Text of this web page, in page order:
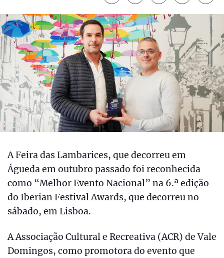
A Feira das Lambarices, que decorreu em
Águeda em outubro passado foi reconhecida
como “Melhor Evento Nacional” na 6.ª edição
do Iberian Festival Awards, que decorreu no
sábado, em Lisboa.
A Associação Cultural e Recreativa (ACR) de Vale
Domingos, como promotora do evento que